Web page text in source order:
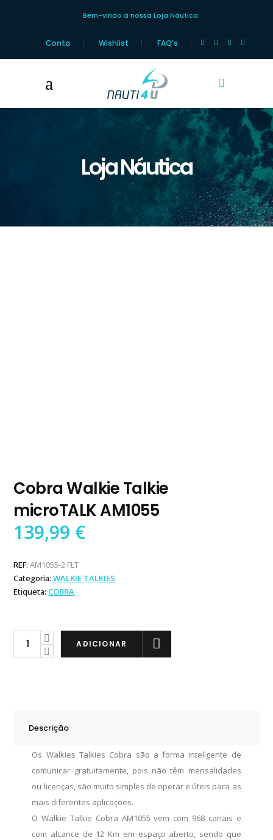
Bem-vindo à nossa Loja Náutica
Conta Wishlist FAQ’s
Loja Náutica
Cobra Walkie Talkie
microTALK AM1055
139,99 €
REF:AM1055-2 FLT
Categoria:WALKIE TALKIES
Etiqueta: COBRA
Cobra
ADICIONAR
Descrição
Os Walkies Talkies Cobra são a forma inteligente de
comunicar gratuitamente, pois não têm mensalidades
ou licenças, são muito simples de operar e úteis para as
mais diferentes aplicações.
O Walkie Talkie Cobra AM1055 vem com 968 canais e
com alcance de 12 Km em espaço aberto, sendo que